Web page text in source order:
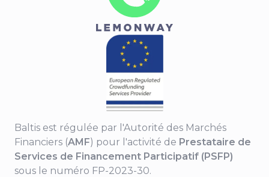
Baltis est régulée par l'Autorité des Marchés
Financiers (AMF) pour l'activité de Prestataire de
Services de Financement Participatif (PSFP)
sous le numéro FP-2023-30.